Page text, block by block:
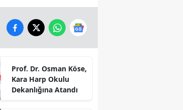
Prof. Dr. Osman Köse,
Kara Harp Okulu
Dekanlığına Atandı